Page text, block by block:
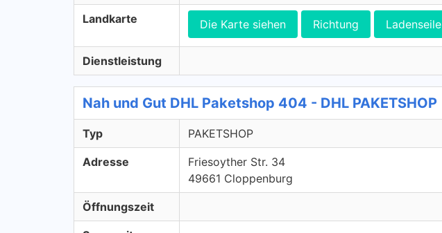
Landkarte Die Karte siehen Richtung Ladenseile
Dienstleistung
Nah und Gut DHL Paketshop 404 - DHL PAKETSHOP
Typ PAKETSHOP
Adresse
Friesoyther Str. 34
49661 Cloppenburg
Öffnungszeit